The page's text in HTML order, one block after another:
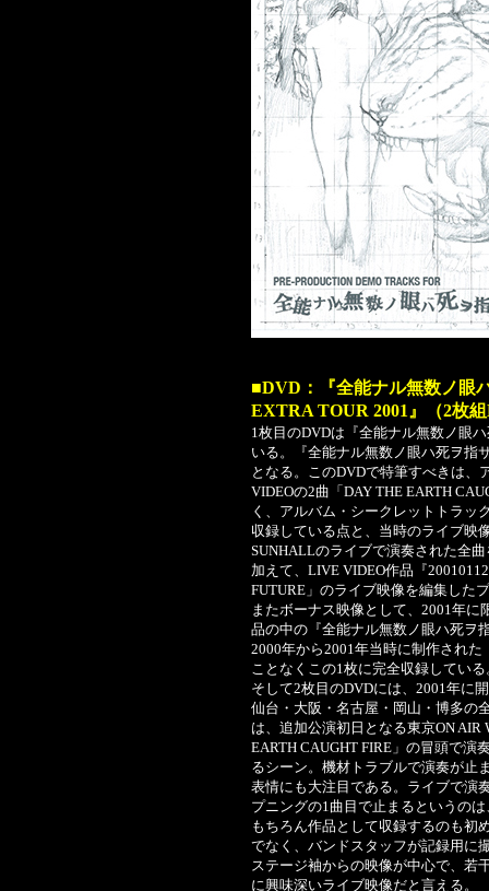
■DVD：『全能ナル無数ノ眼
EXTRA TOUR 2001』（2枚
1枚目のDVDは『全能ナル無数ノ眼
いる。『全能ナル無数ノ眼ハ死ヲ指
となる。このDVDで特筆すべきは、
VIDEOの2曲「DAY THE EARTH
く、アルバム・シークレットトラッ
収録している点と、当時のライブ映
SUNHALLのライブで演奏された全
加えて、LIVE VIDEO作品『
FUTURE」のライブ映像を編集した
またボーナス映像として、2001年に
品の中の『全能ナル無数ノ眼ハ死ヲ
2000年から2001年当時に制作され
ことなくこの1枚に完全収録している
そして2枚目のDVDには、2001年に
仙台・大阪・名古屋・岡山・博多の
は、追加公演初日となる東京ON AIR
EARTH CAUGHT FIRE」の冒頭で
るシーン。機材トラブルで演奏が止
表情にも大注目である。ライブで演
プニングの1曲目で止まるというの
もちろん作品として収録するのも初
でなく、バンドスタッフが記録用に
ステージ袖からの映像が中心で、若
に興味深いライブ映像だと言える。